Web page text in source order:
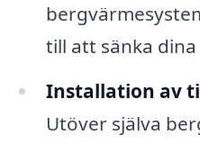
till att sänka
Installation av
Utöver själva